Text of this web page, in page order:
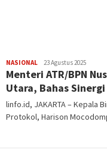
NASIONAL Redaksi
23 Agustus 2025
Menteri ATR/BPN
Utara, Bahas
linfo.id, JAKARTA – Kepala
Protokol, Harison